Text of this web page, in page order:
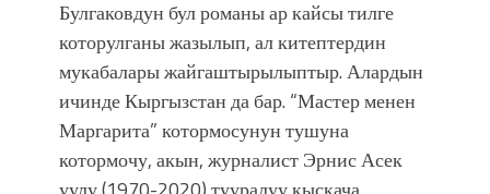
Булгаковдун бул романы ар кайсы тилге
которулганы жазылып, ал китептердин
мукабалары жайгаштырылыптыр. Алардын
ичинде Кыргызстан да бар. “Мастер менен
Маргарита” котормосунун тушуна
котормочу, акын, журналист Эрнис Асек